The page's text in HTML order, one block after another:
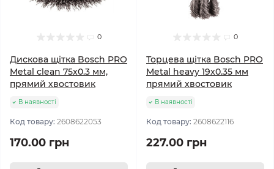
0
Дискова щітка Bosch PRO
Metal clean 75x0.3 мм,
прямий хвостовик
В наявності
Код товару: 2608622053
170.00 грн
0
Торцева щітка Bosch PRO
Metal heavy 19x0.35 мм
прямий хвостовик
В наявності
Код товару: 2608622116
227.00 грн